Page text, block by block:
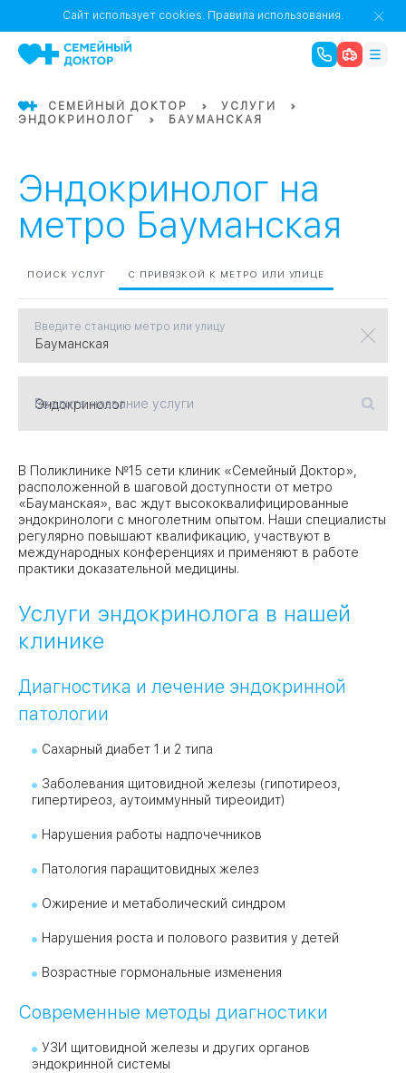
ЗАО
01
05
06
1 0
12
14
Бабушкинская
Теплый Стан
Академическая
Баррикадная
Речной Вокзал
Сайт использует cookies. Правила использования.
СЕМЕЙНЫЙ ДОКТОР
УСЛУГИ
ЭНДОКРИНОЛОГ
БАУМАНСКАЯ
Эндокринолог на
метро Бауманская
ПОИСК УСЛУГ С ПРИВЯЗКОЙ К МЕТРО ИЛИ УЛИЦЕ
Введите станцию метро или улицу
Введите название услуги
В Поликлинике №15 сети клиник «Семейный Доктор»,
расположенной в шаговой доступности от метро
«Бауманская», вас ждут высококвалифицированные
эндокринологи с многолетним опытом. Наши специалисты
регулярно повышают квалификацию, участвуют в
международных конференциях и применяют в работе
практики доказательной медицины.
Услуги эндокринолога в нашей
клинике
Диагностика и лечение эндокринной
патологии
Сахарный диабет 1 и 2 типа
Заболевания щитовидной железы (гипотиреоз,
гипертиреоз, аутоиммунный тиреоидит)
Нарушения работы надпочечников
Патология паращитовидных желез
Ожирение и метаболический синдром
Нарушения роста и полового развития у детей
Возрастные гормональные изменения
Современные методы диагностики
УЗИ щитовидной железы и других органов
эндокринной системы